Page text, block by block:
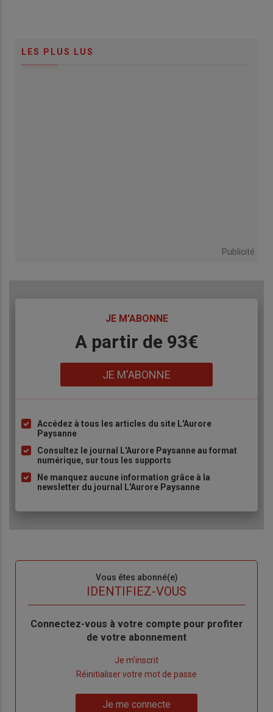
LES PLUS LUS
Publicité
JE M'ABONNE
A partir de 93€
JE M'ABONNE
Liste
puce
Accédez à tous les articles du site L'Aurore
Paysanne
Consultez le journal L'Aurore Paysanne au format
numérique, sur tous les supports
Ne manquez aucune information grâce à la
newsletter du journal L'Aurore Paysanne
Vous êtes abonné(e)
IDENTIFIEZ-VOUS
Body
Connectez-vous à votre compte pour profiter
de votre abonnement
Je m'inscrit
Réinitialiser votre mot de passe
Je me connecte